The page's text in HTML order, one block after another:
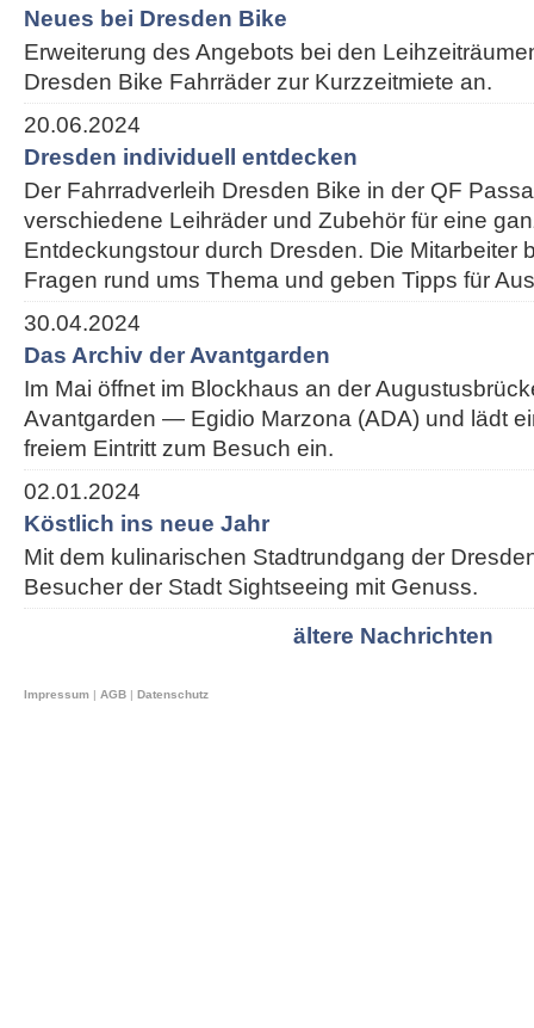
Neues bei Dresden Bike
Erweiterung des Angebots bei den
Dresden Bike Fahrräder zur Kurzzeitmiete an.
20.06.2024
Dresden individuell entdecken
Der Fahrradverleih Dresden Bike in der QF
verschiedene Leihräder und Zubehör für eine
Entdeckungstour durch Dresden. Die Mitarbeiter
Fragen rund ums Thema und geben Tipps für
30.04.2024
Das Archiv der Avantgarden
Im Mai öffnet im Blockhaus an der
Avantgarden — Egidio Marzona (ADA) und lädt
freiem Eintritt zum Besuch ein.
02.01.2024
Köstlich ins neue Jahr
Mit dem kulinarischen Stadtrundgang der
Besucher der Stadt Sightseeing mit Genuss.
ältere Nachrichten
Impressum | AGB | Datenschutz